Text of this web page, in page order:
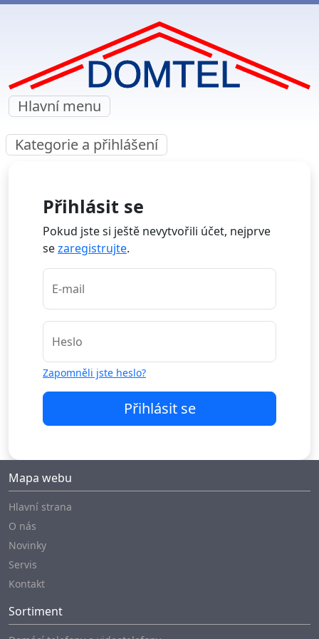
Hlavní menu
Kategorie a přihlášení
Přihlásit se
Pokud jste si ještě nevytvořili účet, nejprve
sezaregistrujte.
E-mail
Heslo
Zapomněli jste heslo?
Přihlásit se
Mapa webu
Hlavní strana
O nás
Novinky
Servis
Kontakt
Sortiment